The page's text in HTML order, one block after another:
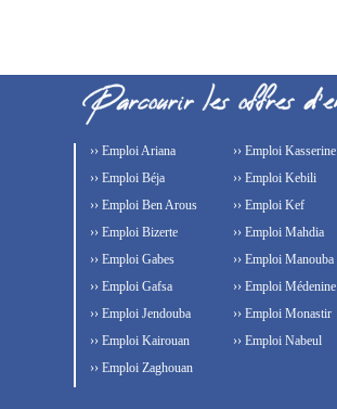
›› Emploi Ariana
›› Emploi Béja
›› Emploi Ben Arous
›› Emploi Bizerte
›› Emploi Gabes
›› Emploi Gafsa
›› Emploi Jendouba
›› Emploi Kairouan
›› Emploi Kasserine
›› Emploi Kebili
›› Emploi Kef
›› Emploi Mahdia
›› Emploi Manouba
›› Emploi Médenine
›› Emploi Monastir
›› Emploi Nabeul
›› Emploi Zaghouan